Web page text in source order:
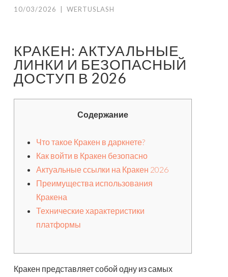
10/03/2026 WERTUSLASH
КРАКЕН: АКТУАЛЬНЫЕ
ЛИНКИ И БЕЗОПАСНЫЙ
ДОСТУП В 2026
Содержание
Что такое Кракен в даркнете?
Как войти в Кракен безопасно
Актуальные ссылки на Кракен 2026
Преимущества использования
Кракена
Технические характеристики
платформы
Кракен представляет собой одну из самых